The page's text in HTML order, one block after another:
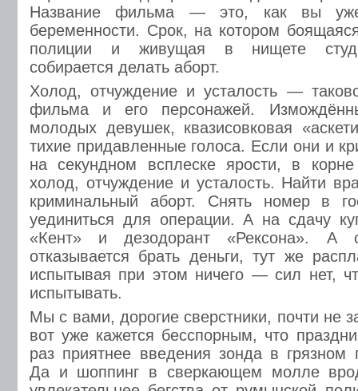
Название фильма — это, как вы уже
беременности. Срок, на котором
полиции и живущая в нищете
собирается делать аборт.
Холод, отчуждение и усталость —
фильма и его персонажей.
молодых девушек, квазисовковая
тихие придавленные голоса. Если они и
на секундном всплеске ярости, в
холод, отчуждение и усталость. Найти
криминальный аборт. Снять номер в
уединиться для операции. А на сдачу
«Кент» и дезодорант «Рексона». А
отказывается брать деньги, тут же
испытывая при этом ничего — сил нет,
испытывать.
Мы с вами, дорогие сверстники, почти не
вот уже кажется бесспорным, что
раз приятнее введения зонда в грязном
Да и шоппинг в сверкающем молле